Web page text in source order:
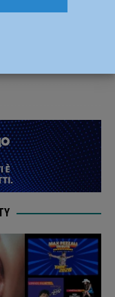
restano in